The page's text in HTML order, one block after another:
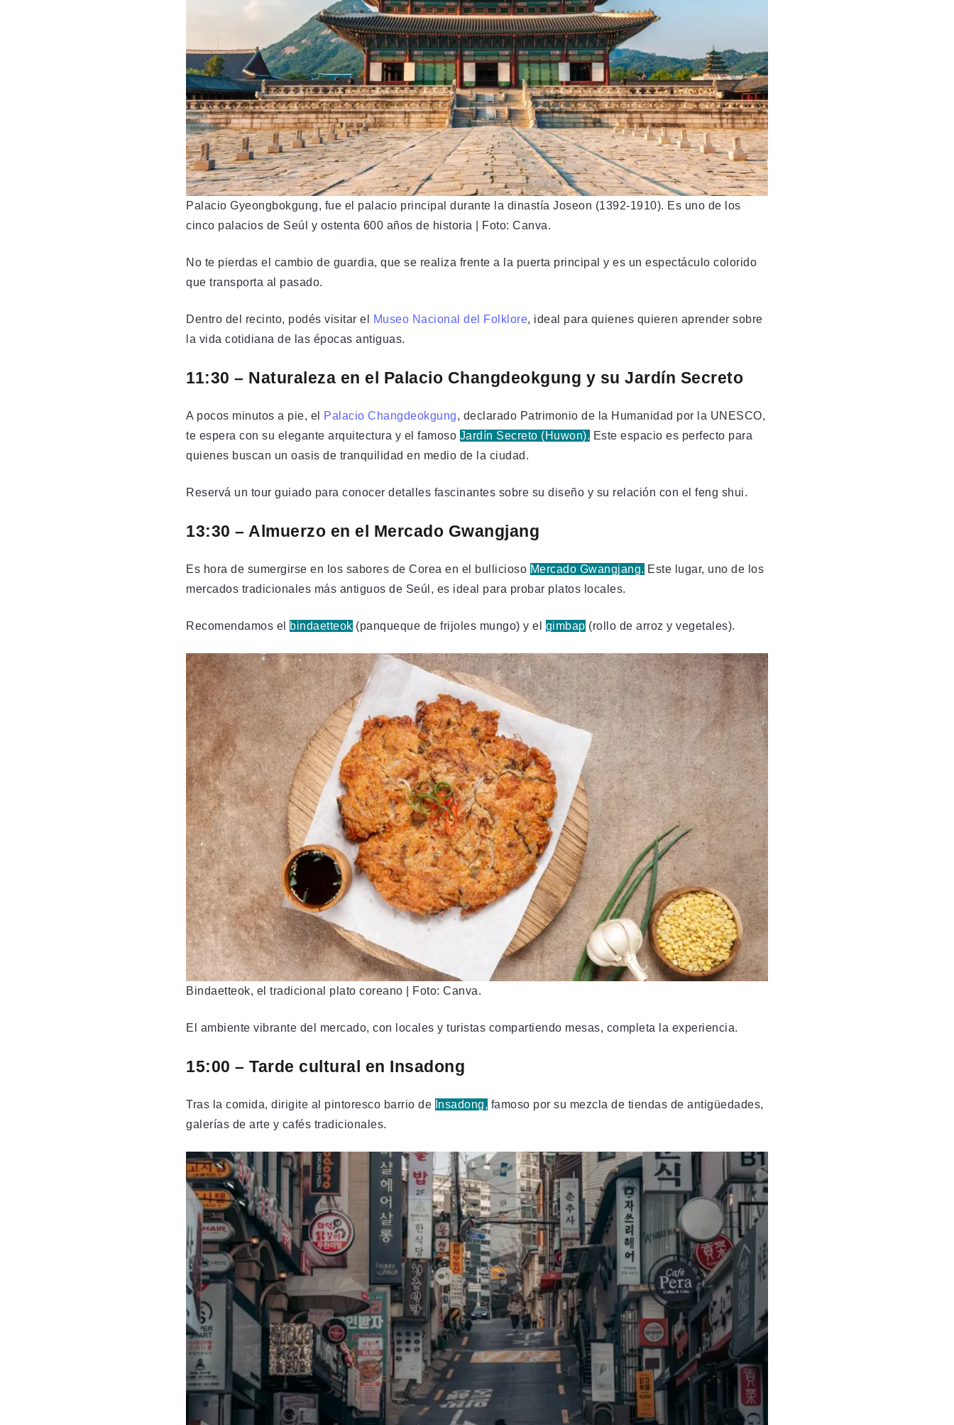
Palacio Gyeongbokgung, fue el palacio principal durante la dinastía Joseon (1392-1910). Es uno de los
cinco palacios de Seúl y ostenta 600 años de historia | Foto: Canva.
No te pierdas el cambio de guardia, que se realiza frente a la puerta principal y es un espectáculo colorido
que transporta al pasado.
Dentro del recinto, podés visitar el Museo Nacional del Folklore, ideal para quienes quieren aprender sobre
la vida cotidiana de las épocas antiguas.
11:30 – Naturaleza en el Palacio Changdeokgung y su Jardín Secreto
A pocos minutos a pie, el Palacio Changdeokgung, declarado Patrimonio de la Humanidad por la UNESCO,
te espera con su elegante arquitectura y el famoso Jardín Secreto (Huwon). Este espacio es perfecto para
quienes buscan un oasis de tranquilidad en medio de la ciudad.
Reservá un tour guiado para conocer detalles fascinantes sobre su diseño y su relación con el feng shui.
13:30 – Almuerzo en el Mercado Gwangjang
Es hora de sumergirse en los sabores de Corea en el bullicioso Mercado Gwangjang. Este lugar, uno de los
mercados tradicionales más antiguos de Seúl, es ideal para probar platos locales.
Recomendamos el bindaetteok (panqueque de frijoles mungo) y el gimbap (rollo de arroz y vegetales).
Bindaetteok, el tradicional plato coreano | Foto: Canva.
El ambiente vibrante del mercado, con locales y turistas compartiendo mesas, completa la experiencia.
15:00 – Tarde cultural en Insadong
Tras la comida, dirigite al pintoresco barrio de Insadong, famoso por su mezcla de tiendas de antigüedades,
galerías de arte y cafés tradicionales.